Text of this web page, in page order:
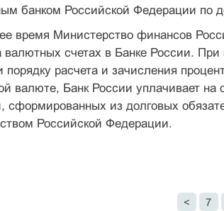
банком Российской Фе­дерации по
время Министерство финансов
валютных счетах в Банке России.
расчета и зачисления
валюте, Банк России уплачивает на
сформированных из долговых
Российской Фе­дерации.
< 7